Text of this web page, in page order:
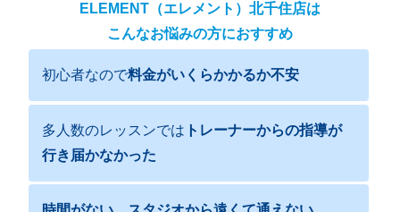
ELEMENT（エレメント）北千住店は
こんなお悩みの方におすすめ
初心者なので料金がいくらかかるか不安
多人数のレッスンでは トレーナーからの指導が
行き届かなかった